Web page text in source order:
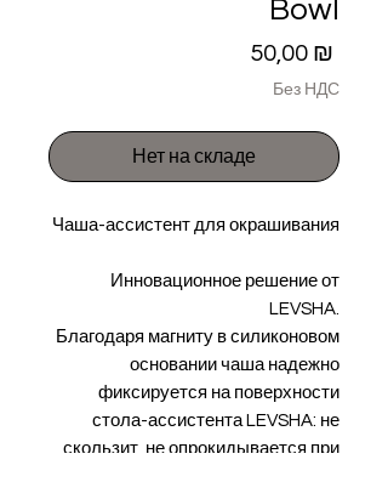
Bowl
50,00 ₪
Без НДС
Нет на складе
Чаша-ассистент для окрашивания
Инновационное решение от
LEVSHA.
Благодаря магниту в силиконовом
основании чаша надежно
фиксируется на поверхности
стола-ассистента LEVSHA: не
скользит, не опрокидывается при